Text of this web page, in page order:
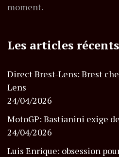
moment.
Les articles récents
Direct Brest-Lens: Brest
Lens
24/04/2026
MotoGP: Bastianini exige
24/04/2026
Luis Enrique: obsession